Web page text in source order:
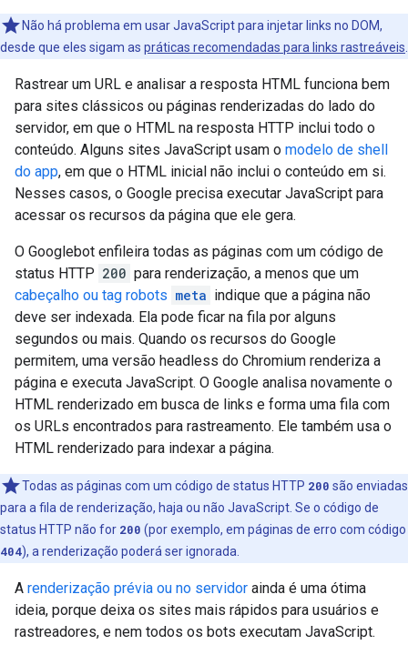
Não há problema em usar JavaScript para injetar links no DOM,
desde que eles sigam as práticas recomendadas para links rastreáveis
Rastrear um URL e analisar a resposta HTML funciona bem
para sites clássicos ou páginas renderizadas do lado do
servidor, em que o HTML na resposta HTTP inclui todo o
conteúdo. Alguns sites JavaScript usam o modelo de shell
do app, em que o HTML inicial não inclui o conteúdo em si.
Nesses casos, o Google precisa executar JavaScript para
acessar os recursos da página que ele gera.
O Googlebot enfileira todas as páginas com um código de
status HTTP 200 para renderização, a menos que um
cabeçalho ou tag robots meta indique que a página não
deve ser indexada. Ela pode ficar na fila por alguns
segundos ou mais. Quando os recursos do Google
permitem, uma versão headless do Chromium renderiza a
página e executa JavaScript. O Google analisa novamente o
HTML renderizado em busca de links e forma uma fila com
os URLs encontrados para rastreamento. Ele também usa o
HTML renderizado para indexar a página.
Todas as páginas com um código de status HTTP 200 são enviadas
para a fila de renderização, haja ou não JavaScript. Se o código de
status HTTP não for 200 (por exemplo, em páginas de erro com código
404), a renderização poderá ser ignorada.
A renderização prévia ou no servidor ainda é uma ótima
ideia, porque deixa os sites mais rápidos para usuários e
rastreadores, e nem todos os bots executam JavaScript.